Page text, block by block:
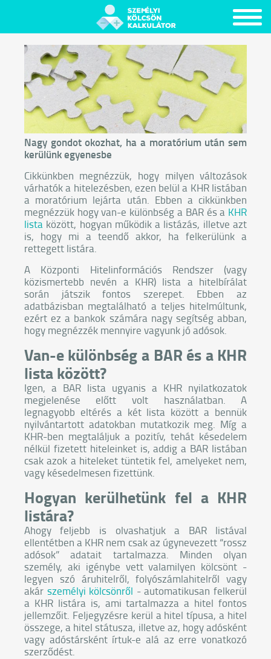
Nagy gondot okozhat, ha a moratórium után sem
kerülünk egyenesbe
Cikkünkben megnézzük, hogy milyen változások
várhatók a hitelezésben, ezen belül a KHR listában
a moratórium lejárta után. Ebben a cikkünkben
megnézzük hogy van-e különbség a BAR és a KHR
listaközött, hogyan működik a listázás, illetve azt
is, hogy mi a teendő akkor, ha felkerülünk a
rettegett listára.
A Központi Hitelinformációs Rendszer (vagy
közismertebb nevén a KHR) lista a hitelbírálat
során játszik fontos szerepet. Ebben az
adatbázisban megtalálható a teljes hitelmúltunk,
ezért ez a bankok számára nagy segítség abban,
hogy megnézzék mennyire vagyunk jó adósok.
Van-e különbség a BAR és a KHR
lista között?
Igen, a BAR lista ugyanis a KHR nyilatkozatok
megjelenése előtt volt használatban. A
legnagyobb eltérés a két lista között a bennük
nyilvántartott adatokban mutatkozik meg. Míg a
KHR-ben megtaláljuk a pozitív, tehát késedelem
nélkül fizetett hiteleinket is, addig a BAR listában
csak azok a hiteleket tüntetik fel, amelyeket nem,
vagy késedelmesen fizettünk.
Hogyan kerülhetünk fel a KHR
listára?
Ahogy feljebb is olvashatjuk a BAR listával
ellentétben a KHR nem csak az úgynevezett “rossz
adósok” adatait tartalmazza. Minden olyan
személy, aki igénybe vett valamilyen kölcsönt -
legyen szó áruhitelről, folyószámlahitelről vagy
akár személyi kölcsönről - automatikusan felkerül
a KHR listára is, ami tartalmazza a hitel fontos
jellemzőit. Feljegyzésre kerül a hitel típusa, a hitel
összege, a hitel státusza, illetve az, hogy adósként
vagy adóstársként írtuk-e alá az erre vonatkozó
szerződést.